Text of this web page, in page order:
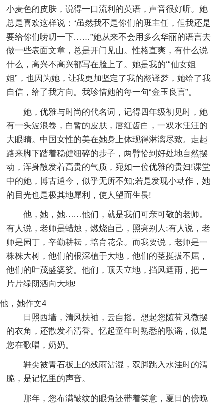
小麦色的皮肤，说得一口流利的英语，声音很好听。她
总是喜欢这样说：“虽然我不是你们的班主任，但我还是
要给你们唠叨一下……”她从来不会用多么华丽的语言去
做一些表面文章，总是开门见山。性格直爽，有什么说
什么，高兴不高兴都写在脸上了。她是我的‘“仙女姐
姐”，也因为她，让我更加坚定了我的翻译梦，她给了我
自信，给了我方向。我珍惜她的每一句“金玉良言”。
她，优雅与时尚的代名词，记得四年级初见时，她
有一头波浪卷，白暂的皮肤，唇红齿白，一双水汪汪的
大眼睛。中国女性的美在她身上体现得淋漓尽致。走起
路来脚下踏着稳健细碎的步子，两臂恰到好处地自然摆
动，浑身散发着高贵的气质，宛如一位优雅的贵妇!课堂
中的她，博古通今，似乎无所不知;若是发现小动作，她
的目光也是极其地犀利，使人望而生畏!
他，她，她……他们，就是我们可亲可敬的老师。
有人说，老师是蜡烛，燃烧自己，照亮别人;有人说，老
师是园丁，辛勤耕耘，培育花朵。而我要说，老师是一
株株大树，他们的根深植于大地，他们的茎挺拔不屈，
他们的叶茂盛婆娑。他们，顶天立地，挡风遮雨，把一
片片绿阴洒向大地!
他，她作文4
日照西墙，清风扶袖，云自摇。想起您随荷风微摆
的衣角，还散发着清香。忆起童年时熟悉的歌谣，似是
您在歌唱，奶奶。
鞋尖被青石板上的残雨沾湿，双脚跳入水洼时的清
脆，是记忆里的声音。
那年，您布满皱纹的眼角还带着笑意，夏日的傍晚